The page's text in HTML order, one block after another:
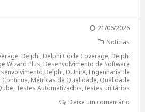
21/06/2026
Notícias
, Delphi, Delphi Code Coverage, Delphi
Wizard Plus, Desenvolvimento de Software
Delphi, DUnitX, Engenharia de
, Métricas de Qualidade, Qualidade
, Testes Automatizados,testes unitários
Deixe um comentário